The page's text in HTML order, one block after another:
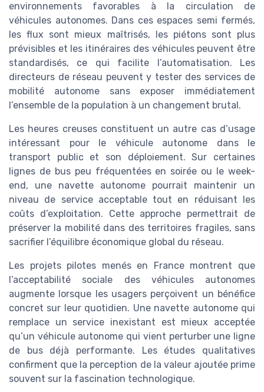
environnements favorables à la circulation de
véhicules autonomes. Dans ces espaces semi fermés,
les flux sont mieux maîtrisés, les piétons sont plus
prévisibles et les itinéraires des véhicules peuvent être
standardisés, ce qui facilite l’automatisation. Les
directeurs de réseau peuvent y tester des services de
mobilité autonome sans exposer immédiatement
l’ensemble de la population à un changement brutal.
Les heures creuses constituent un autre cas d’usage
intéressant pour le véhicule autonome dans le
transport public et son déploiement. Sur certaines
lignes de bus peu fréquentées en soirée ou le week-
end, une navette autonome pourrait maintenir un
niveau de service acceptable tout en réduisant les
coûts d’exploitation. Cette approche permettrait de
préserver la mobilité dans des territoires fragiles, sans
sacrifier l’équilibre économique global du réseau.
Les projets pilotes menés en France montrent que
l’acceptabilité sociale des véhicules autonomes
augmente lorsque les usagers perçoivent un bénéfice
concret sur leur quotidien. Une navette autonome qui
remplace un service inexistant est mieux acceptée
qu’un véhicule autonome qui vient perturber une ligne
de bus déjà performante. Les études qualitatives
confirment que la perception de la valeur ajoutée prime
souvent sur la fascination technologique.